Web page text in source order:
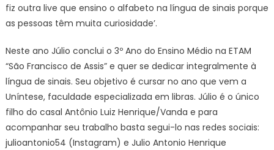
fiz outra live que ensino o alfabeto na língua de sinais porque
as pessoas têm muita curiosidade’.
Neste ano Júlio conclui o 3º Ano do Ensino Médio na ETAM
“São Francisco de Assis” e quer se dedicar integralmente à
língua de sinais. Seu objetivo é cursar no ano que vem a
Uníntese, faculdade especializada em libras. Júlio é o único
filho do casal Antônio Luiz Henrique/Vanda e para
acompanhar seu trabalho basta segui-lo nas redes sociais:
julioantonio54 (Instagram) e Julio Antonio Henrique